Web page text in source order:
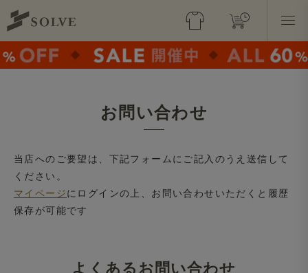
お問い合わせ
当店へのご要望は、下記フォームにご記入のうえ送信して
ください。
マイページにログインの上、お問い合わせいただくと履歴
保存が可能です
よくあるお問い合わせ